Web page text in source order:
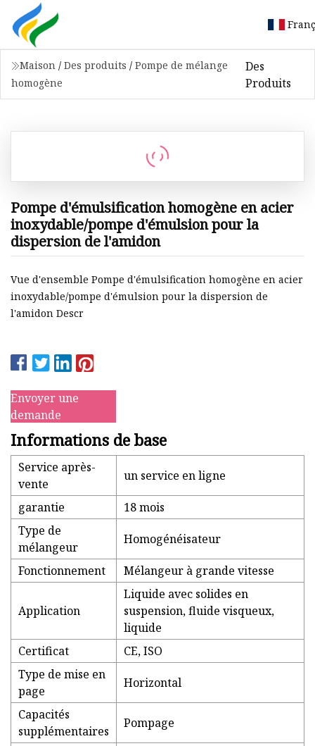
Maison / Des produits / Pompe de mélange
homogène
Des
Produits
Pompe d'émulsification homogène en acier
inoxydable/pompe d'émulsion pour la
dispersion de l'amidon
Vue d'ensemble Pompe d'émulsification homogène en acier
inoxydable/pompe d'émulsion pour la dispersion de
l'amidon Descr
Envoyer une
demande
Informations de base
Service après-
vente
un service en ligne
garantie
18 mois
Type de
mélangeur
Homogénéisateur
Fonctionnement Mélangeur à grande vitesse
Application
Liquide avec solides en
suspension, fluide visqueux,
liquide
Certificat
CE, ISO
Type de mise en
page
Horizontal
Capacités
supplémentaires
Pompage